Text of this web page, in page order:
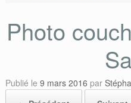
Photo
Publié le 9 mars 2016 par